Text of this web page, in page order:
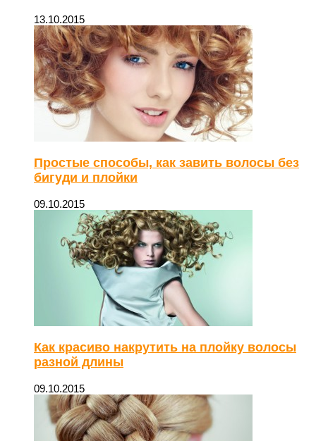
13.10.2015
Простые способы, как завить волосы без
бигуди и плойки
09.10.2015
Как красиво накрутить на плойку волосы
разной длины
09.10.2015